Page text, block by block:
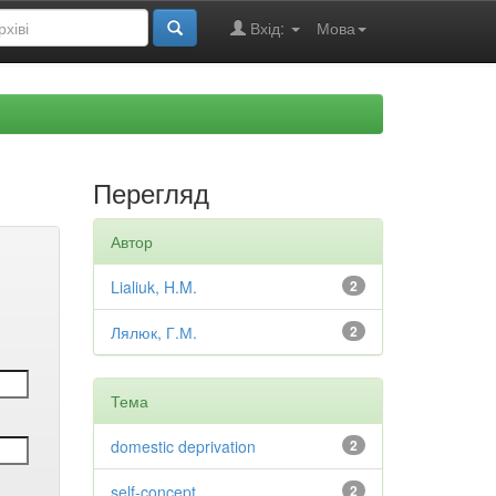
Мова
Вхід:
Перегляд
Автор
2
Lialiuk, H.M.
2
Лялюк, Г.М.
Тема
2
domestic deprivation
2
self-concept